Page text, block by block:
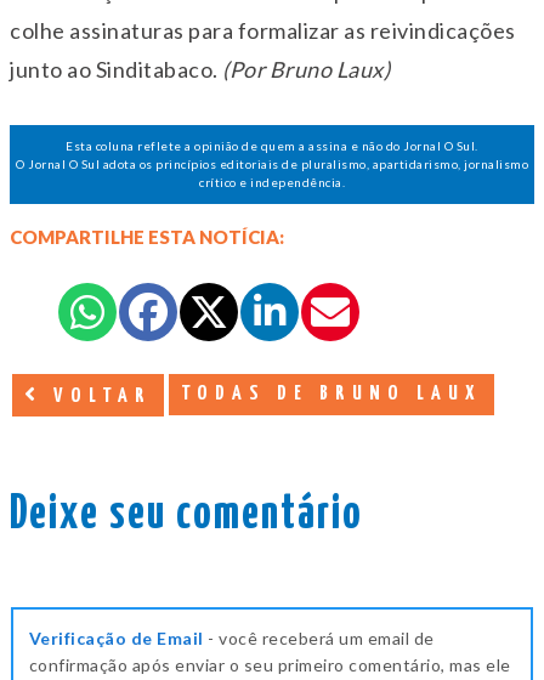
colhe assinaturas para formalizar as reivindicações
junto ao Sinditabaco. (Por Bruno Laux)
Esta coluna reflete a opinião de quem a assina e não do Jornal O Sul.
O Jornal O Sul adota os princípios editoriais de pluralismo, apartidarismo, jornalismo
crítico e independência.
COMPARTILHE ESTA NOTÍCIA:
VOLTAR TODAS DE BRUNO LAUX
Deixe seu comentário
Verificação de Email - você receberá um email de
confirmação após enviar o seu primeiro comentário, mas ele